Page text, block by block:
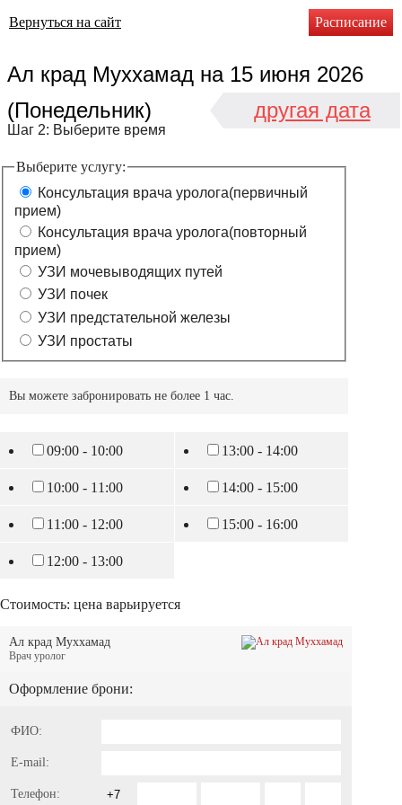
Вернуться на сайт Расписание
Ал крад Муххамад на 15 июня 2026
(Понедельник)
другая дата
Шаг 2: Выберите время
Выберите услугу:
Консультация врача уролога(первичный
прием)
Консультация врача уролога(повторный
прием)
УЗИ мочевыводящих путей
УЗИ почек
УЗИ предстательной железы
УЗИ простаты
Вы можете забронировать не более 1 час.
09:00 - 10:00
10:00 - 11:00
11:00 - 12:00
12:00 - 13:00
13:00 - 14:00
14:00 - 15:00
15:00 - 16:00
Стоимость: цена варьируется
Ал крад Муххамад
Врач уролог
Оформление брони:
ФИО:
E-mail:
Телефон: